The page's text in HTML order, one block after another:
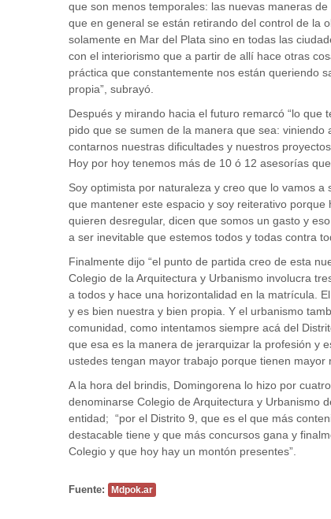
que son menos temporales: las nuevas maneras
que en general se están retirando del control de la
solamente en Mar del Plata sino en todas las
con el interiorismo que a partir de allí hace otras
práctica que constantemente nos están queriendo
propia”, subrayó.
Después y mirando hacia el futuro remarcó “lo
pido que se sumen de la manera que sea:
contarnos nuestras dificultades y nuestros
Hoy por hoy tenemos más de 10 ó 12 asesorías
Soy optimista por naturaleza y creo que lo vamos
que mantener este espacio y soy reiterativo
quieren desregular, dicen que somos un gasto y
a ser inevitable que estemos todos y todas contra
Finalmente dijo “el punto de partida creo de esta
Colegio de la Arquitectura y Urbanismo involucra
a todos y hace una horizontalidad en la matrícula.
y es bien nuestra y bien propia. Y el urbanismo
comunidad, como intentamos siempre acá del
que esa es la manera de jerarquizar la profesión y
ustedes tengan mayor trabajo porque tienen mayor
A la hora del brindis, Domingorena lo hizo por
denominarse Colegio de Arquitectura y Urbanismo
entidad; “por el Distrito 9, que es el que más
destacable tiene y que más concursos gana y
Colegio y que hoy hay un montón presentes”.
Fuente: Mdpok.ar